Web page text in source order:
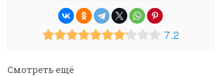
7.2
Смотреть ещё